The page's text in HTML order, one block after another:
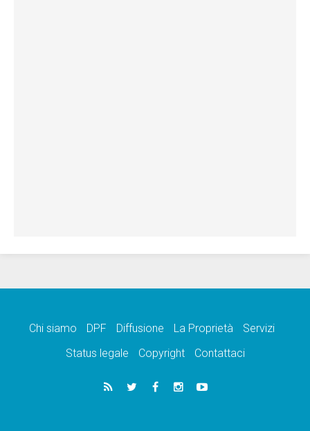
Chi siamo DPF Diffusione La Proprietà
Servizi
Status legale
Copyright Contattaci